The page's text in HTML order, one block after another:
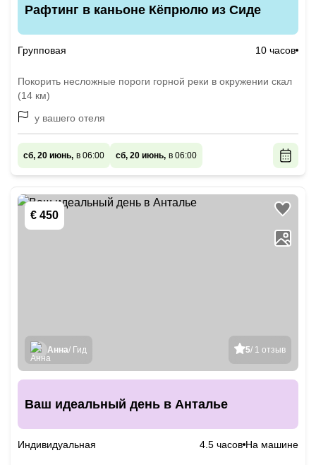
Рафтинг в каньоне Кёпрюлю из Сиде
Групповая 10 часов
Покорить несложные пороги горной реки в окружении скал
(14 км)
у вашего отеля
сб, 20 июнь, в 06:00 сб, 20 июнь, в 06:00
€ 450
5/ 1 отзыв
Анна/ Гид
Ваш идеальный день в Анталье
Индивидуальная 4.5 часов На машине